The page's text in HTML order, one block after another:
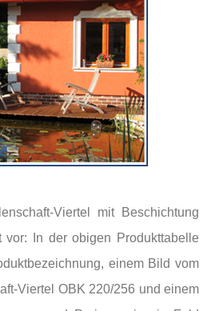
Viertel mit Beschichtung
In der obigen Produkttabelle
einem Bild vom
Viertel OBK 220/256 und einem